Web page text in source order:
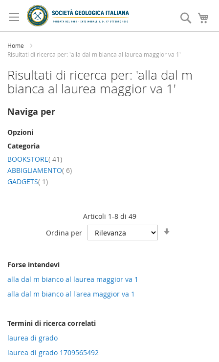
al
contenuto
Search
Home
Risultati di ricerca per: 'alla dal m bianca al laurea maggior va 1'
Risultati di ricerca per: 'alla dal m
bianca al laurea maggior va 1'
Articoli 1-8di 49
Ordina per
Forse intendevi
alla dal m bianco al laurea maggior va 1
alla dal m bianco al l'area maggior va 1
Termini di ricerca correlati
laurea di grado
laurea di grado 1709565492
Naviga per
Opzioni
Categoria
BOOKSTORE 41elemento
ABBIGLIAMENTO 6elemento
GADGETS 1elemento